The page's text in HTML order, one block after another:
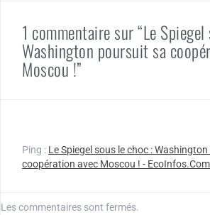
1 commentaire sur “Le
Washington poursuit sa
Moscou !”
Ping : Le Spiegel sous le choc :
coopération avec Moscou ! - EcoInfos.Com
Les commentaires sont fermés.